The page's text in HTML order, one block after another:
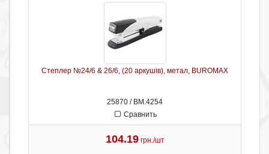
Степлер №24/6 & 26/6, (20 аркушів), метал, BUROMAX
25870 / ВМ.4254
Сравнить
104.19 грн./шт